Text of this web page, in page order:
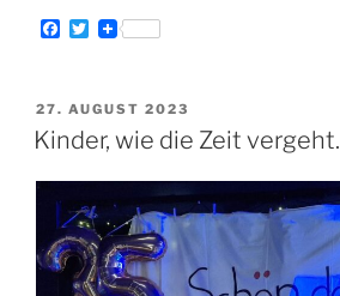
F
b
o
T
t
r
VERÖFFENTLICHT
AM
27. AUGUST 2023
Kinder, wie die Zeit vergeht.